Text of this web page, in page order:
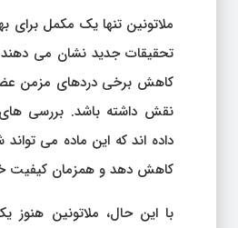
ملاتونین تنها یک مکمل برای
تحقیقات جدید نشان می
کاهش برخی دردهای مزمن
نقش داشته باشد. بررسی
داده اند که این ماده می
کاهش دهد و همزمان کیفیت
با این حال، ملاتونین